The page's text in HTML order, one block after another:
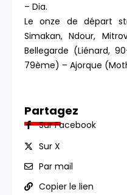
– Dia.
Le onze de départ
Simakan, Ndour,
Bellegarde (Liénard,
79ème) – Ajorque
Partagez
Sur Facebook
Sur X
Par mail
Copier le lien